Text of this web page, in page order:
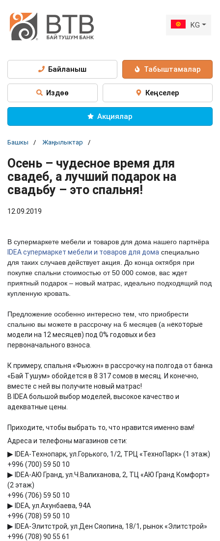
KG
Байланыш Табыштамалар
Издөө Кеңселер
Акциялар
Башкы Жаңылыктар
Осень – чудесное время для
свадеб, а лучший подарок на
свадьбу – это спальня!
12.09.2019
В супермаркете мебели и товаров для дома нашего партнёра
IDEA супермаркет мебели и товаров для дома специально
для таких случаев действует акция. До конца октября при
покупке спальни стоимостью от 50 000 сомов, вас ждет
приятный подарок – новый матрас, идеально подходящий под
купленную кровать.
Предложение особенно интересно тем, что приобрести
спальню вы можете в рассрочку на 6 месяцев (а некоторые
модели на 12 месяцев) под 0% годовых и без
первоначального взноса.
К примеру, спальня «Фьюжн» в рассрочку на полгода от банка
«Бай Тушум» обойдется в 8 317 сомов в месяц. И конечно,
вместе с ней вы получите новый матрас!
В IDEA большой выбор моделей, высокое качество и
адекватные цены.
Приходите, чтобы выбрать то, что нравится именно вам!
Адреса и телефоны магазинов сети:
▶ IDEA-Технопарк, ул.Горького, 1/2, ТРЦ «ТехноПарк» (1 этаж)
+996 (700) 59 50 10
▶ IDEA-АЮ Гранд, ул.Ч.Валиханова, 2, ТЦ «АЮ Гранд Комфорт»
(2 этаж)
+996 (706) 59 50 10
▶ IDEA, ул.Ахунбаева, 94А
+996 (708) 59 50 10
▶ IDEA-Элитстрой, ул.Ден Сяопина, 18/1, рынок «Элитстрой»
+996 (708) 90 55 61